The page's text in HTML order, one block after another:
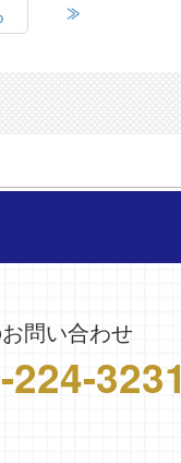
問い合わせ
224-3231